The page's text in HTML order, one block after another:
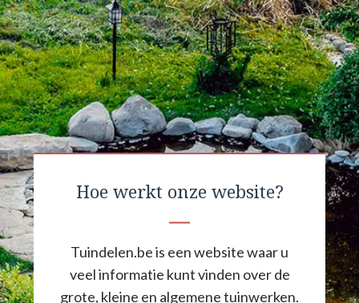
Hoe werkt onze website?
Tuindelen.be is een website waar u
veel informatie kunt vinden over de
grote, kleine en algemene tuinwerken.